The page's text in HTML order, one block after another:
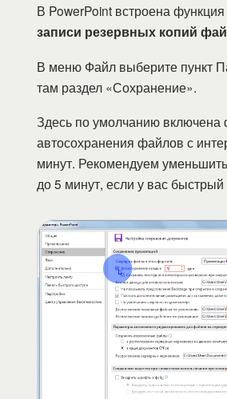
В PowerPoint встроена
записи резервных копий
В меню Файл выберите пункт
там раздел «Сохранение».
Здесь по умолчанию включена
автосохранения файлов с
минут. Рекомендуем
до 5 минут, если у вас